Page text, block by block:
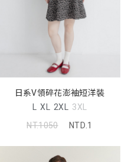
日系V領碎花澎袖短洋裝
L XL 2XL 3XL
NT.1050
NTD.1